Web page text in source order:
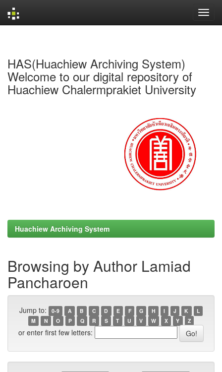
HAS(Huachiew Archiving System)
Welcome to our digital repository of
Huachiew Chalermprakiet University
Huachiew Archiving System
Browsing by Author Lamiad
Pancharoen
Jump to: 0-9 A B C D E F G H I J K
L
M
N O P Q R S T U V W X Y Z
or enter first few letters: